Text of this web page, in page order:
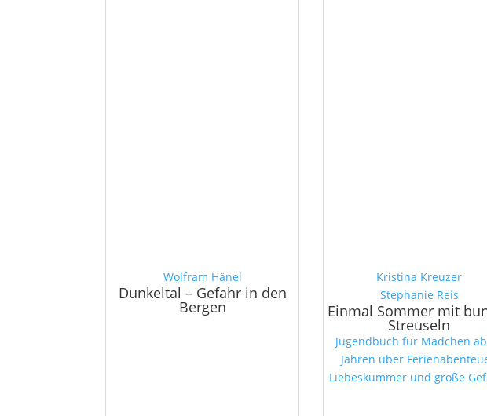
Wolfram Hänel
Dunkeltal – Gefahr in den
Bergen
Kristina Kreuzer
Stephanie Reis
Einmal Sommer mit
Streuseln
Jugendbuch für Mädchen ab
Jahren über
Liebeskummer und große